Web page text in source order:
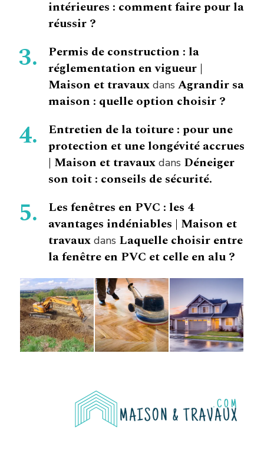
intérieures : comment faire pour la
réussir ?
Permis de construction : la
réglementation en vigueur |
Maison et travaux dans Agrandir sa
maison : quelle option choisir ?
Entretien de la toiture : pour une
protection et une longévité accrues
| Maison et travaux dans Déneiger
son toit : conseils de sécurité.
Les fenêtres en PVC : les 4
avantages indéniables | Maison et
travaux dans Laquelle choisir entre
la fenêtre en PVC et celle en alu ?